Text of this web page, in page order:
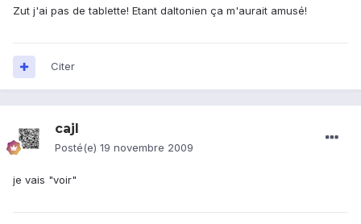
Zut j'ai pas de tablette! Etant daltonien ça m'aurait amusé!
Citer
cajl
Posté(e) 19 novembre 2009
je vais "voir"